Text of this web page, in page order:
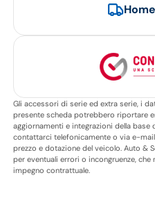
Gli accessori di serie ed extra serie, i
presente scheda potrebbero riportare
aggiornamenti e integrazioni della
contattarci telefonicamente o via e-
prezzo e dotazione del veicolo. Auto &
per eventuali errori o incongruenze,
impegno contrattuale.